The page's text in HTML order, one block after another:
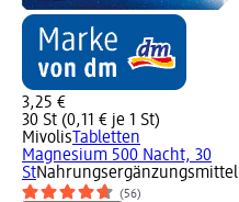
3,25 €
30 St (0,11 € je 1 St)
Mivolis Tabletten
Magnesium 500 Nacht, 30
StNahrungsergänzungsmittel
(56)